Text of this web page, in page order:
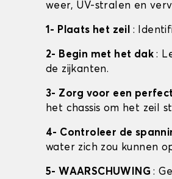
weer, UV-stralen en
1- Plaats het zeil :
2- Begin met het dak:
de zijkanten.
3- Zorg voor een
het chassis om het zeil
4- Controleer de
water zich zou kunnen
5- WAARSCHUWING: